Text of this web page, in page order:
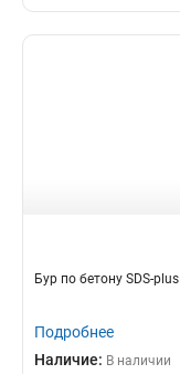
Бур по бетону SDS-
Подробнее
Наличие: В наличии